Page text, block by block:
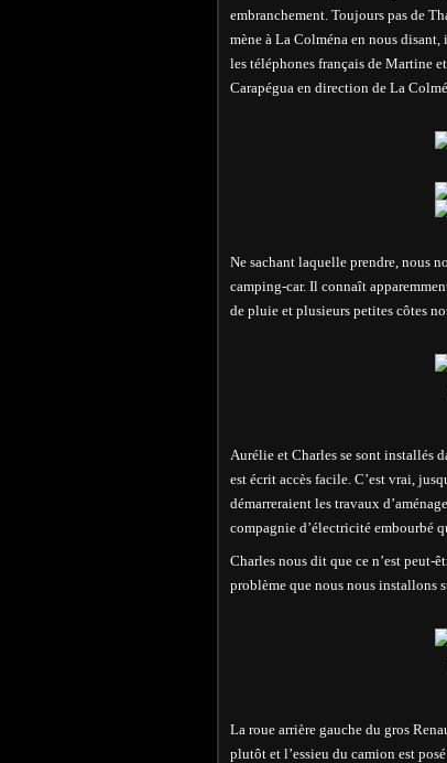
embranchement. Toujours pas de
mène à La Colména en nous
les téléphones français de Martine
Carapégua en direction de La
Ne sachant laquelle prendre, nous
camping-car. Il connaît
de pluie et plusieurs petites côtes
Aurélie et Charles se sont installés
est écrit accès facile. C’est vrai,
démarreraient les travaux
compagnie d’électricité embourbé
Charles nous dit que ce n’est peut-
problème que nous nous installons
La roue arrière gauche du gros
plutôt et l’essieu du camion est